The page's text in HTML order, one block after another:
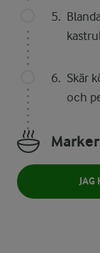
Skär
och
JAG